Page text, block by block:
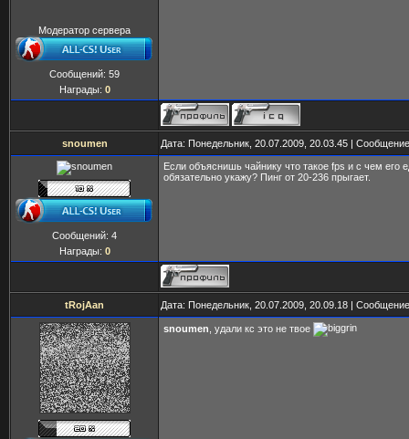
Модератор сервера
Сообщений: 59
Награды: 0
snoumen Дата: Понедельник, 20.07.2009, 20.03.45 |
Сообщений: 4
Награды: 0
Если объяснишь чайнику что такое fps и с чем его
обязательно укажу? Пинг от 20-236 прыгает.
tRojAan Дата: Понедельник, 20.07.2009, 20.09.18 |
snoumen , удали кс это не твое